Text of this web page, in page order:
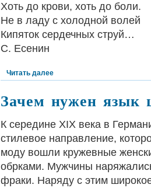
Хоть до крови, хоть до боли.
Не в ладу с холодной волей
Кипяток сердечных струй…
С. Есенин
Читать далее
Зачем нужен язык
К середине XIX века в
стилевое направление,
моду вошли кружевные
обрками. Мужчины
фраки. Наряду с этим